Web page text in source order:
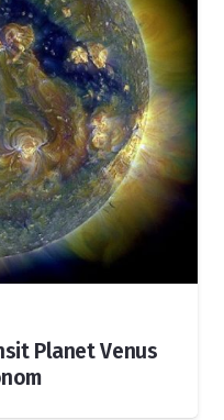
Planet Venus